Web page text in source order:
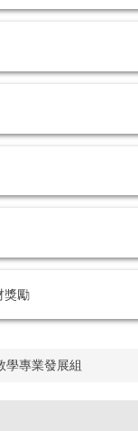
獎勵
學專業發展組